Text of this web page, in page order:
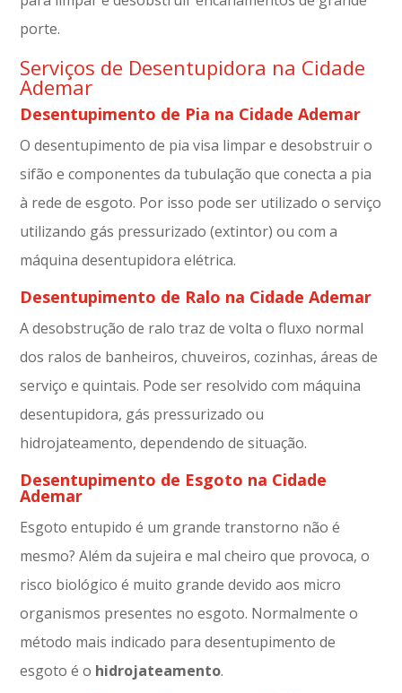
porte.
Serviços de Desentupidora na Cidade
Ademar
Desentupimento de Pia na Cidade Ademar
O desentupimento de pia visa limpar e desobstruir o
sifão e componentes da tubulação que conecta a pia
à rede de esgoto. Por isso pode ser utilizado o serviço
utilizando gás pressurizado (extintor) ou com a
máquina desentupidora elétrica.
Desentupimento de Ralo na Cidade Ademar
A desobstrução de ralo traz de volta o fluxo normal
dos ralos de banheiros, chuveiros, cozinhas, áreas de
serviço e quintais. Pode ser resolvido com máquina
desentupidora, gás pressurizado ou
hidrojateamento, dependendo de situação.
Desentupimento de Esgoto na Cidade
Ademar
Esgoto entupido é um grande transtorno não é
mesmo? Além da sujeira e mal cheiro que provoca, o
risco biológico é muito grande devido aos micro
organismos presentes no esgoto. Normalmente o
método mais indicado para desentupimento de
esgoto é o hidrojateamento.